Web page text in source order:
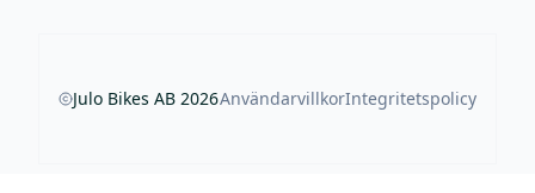
Julo Bikes AB 2026AnvändarvillkorIntegritetspolicy